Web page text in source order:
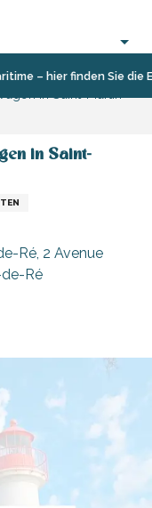
– hier finden Sie die
in Saint-
Ré, 2 Avenue
Ré